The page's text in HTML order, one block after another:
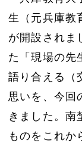
生（元兵庫教
が開設されま
た「現場の先
語り合える（
思いを、今回
きました。南
ものをこれか